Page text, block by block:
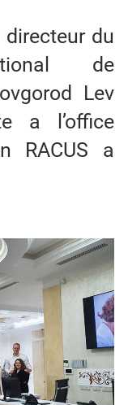
du
de
Lev
a l’office
RACUS a